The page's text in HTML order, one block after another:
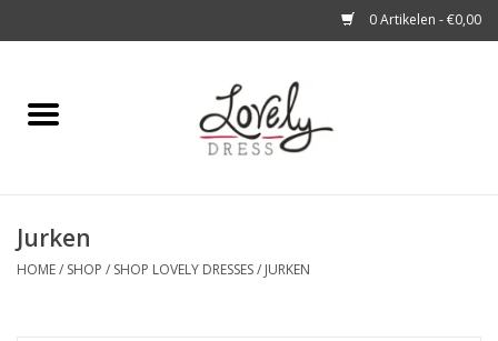
0 Artikelen - €0,00
Home
A story about
Jurken
HOME/ SHOP / SHOP LOVELY DRESSES/ JURKEN